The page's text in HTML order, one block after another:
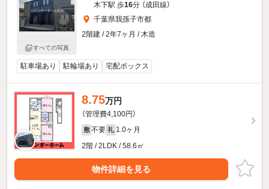
すべての写真
木下駅 歩16分 （成田線）
千葉県我孫子市都
2階建 / 2年7ヶ月 / 木造
駐車場あり 駐輪場あり 宅配ボックス
8.75万円
（管理費4,100円）
敷 不要 礼 1.0ヶ月
2階 / 2LDK / 58.6㎡
物件詳細を見る